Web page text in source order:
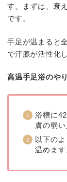
す。まずは、衰
です。
手足が温まると
で汗腺が活性化
高温手足浴のや
浴槽に
膚の弱
以下の
温めます